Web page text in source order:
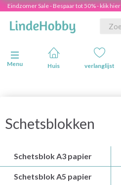
Eindzomer Sale - Bespaar tot 50% - klik hier
Navigatie in-/uitschakelen
Menu
Huis verlanglijst
Schetsblokken
Schetsblok A3 papier
Schetsblok A5 papier